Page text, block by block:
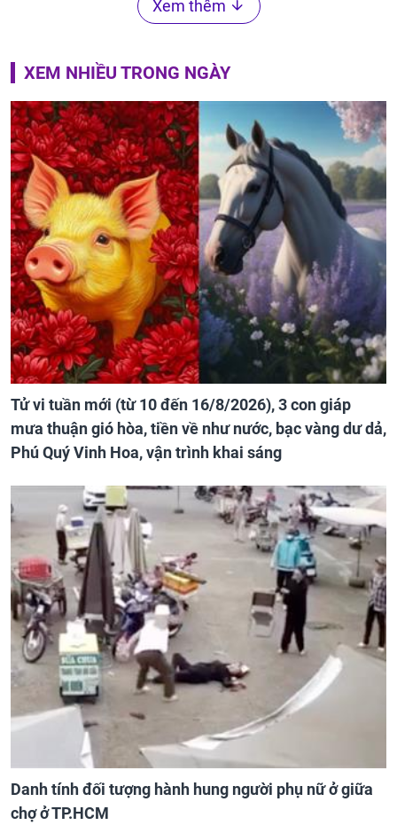
Xem thêm
XEM NHIỀU TRONG NGÀY
Tử vi tuần mới (từ 10 đến 16/8/2026), 3 con giáp
mưa thuận gió hòa, tiền về như nước, bạc vàng dư dả,
Phú Quý Vinh Hoa, vận trình khai sáng
Danh tính đối tượng hành hung người phụ nữ ở giữa
chợ ở TP.HCM